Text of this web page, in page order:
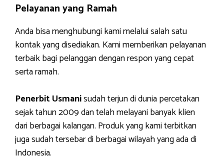
Pelayanan yang Ramah
Anda bisa menghubungi kami melalui salah satu
kontak yang disediakan. Kami memberikan pelayanan
terbaik bagi pelanggan dengan respon yang cepat
serta ramah.
Penerbit Usmanisudah terjun di dunia percetakan
sejak tahun 2009 dan telah melayani banyak klien
dari berbagai kalangan. Produk yang kami terbitkan
juga sudah tersebar di berbagai wilayah yang ada di
Indonesia.